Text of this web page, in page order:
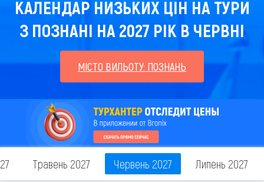
КАЛЕНДАР НИЗЬКИХ ЦІН НА ТУРИ
З ПОЗНАНІ НА 2027 РІК В ЧЕРВНІ
МІСТО ВИЛЬОТУ: ПОЗНАНЬ
Травень 2027 Червень 2027 Липень 2027